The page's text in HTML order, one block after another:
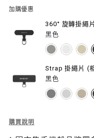
STRAP
串
飾
腕
繩
串
飾
手
掛
加購優惠
360° 旋轉掛繩片
黑色
黑色
Description
購買說明